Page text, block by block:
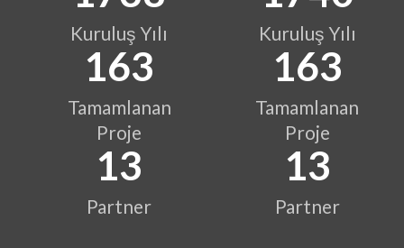
Kuruluş Yılı
188
Tamamlanan
Proje
15
Partner
Kuruluş Yılı
188
Tamamlanan
Proje
15
Partner